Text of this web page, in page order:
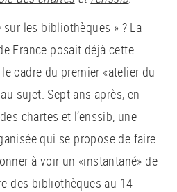
sur les bibliothèques » ? La
France posait déjà cette
cadre du premier «atelier du
sujet. Sept ans après, en
chartes et l’enssib, une
qui se propose de faire
à voir un «instantané» de
des bibliothèques au 14